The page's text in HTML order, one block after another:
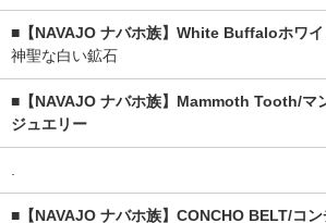
■【NAVAJO ナバホ族】White Buffaloホワ
神聖な白い鉱石
■【NAVAJO ナバホ族】Mammoth Tooth/マ
ジュエリー
■【NAVAJO ナバホ族】CONCHO BELT/コ